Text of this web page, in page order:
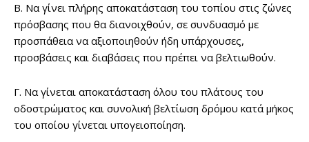
Β. Να γίνει πλήρης αποκατάσταση του τοπίου στις ζώνες
πρόσβασης που θα διανοιχθούν, σε συνδυασμό με
προσπάθεια να αξιοποιηθούν ήδη υπάρχουσες,
προσβάσεις και διαβάσεις που πρέπει να βελτιωθούν.
Γ. Να γίνεται αποκατάσταση όλου του πλάτους του
οδοστρώματος και συνολική βελτίωση δρόμου κατά μήκος
του οποίου γίνεται υπογειοποίηση.